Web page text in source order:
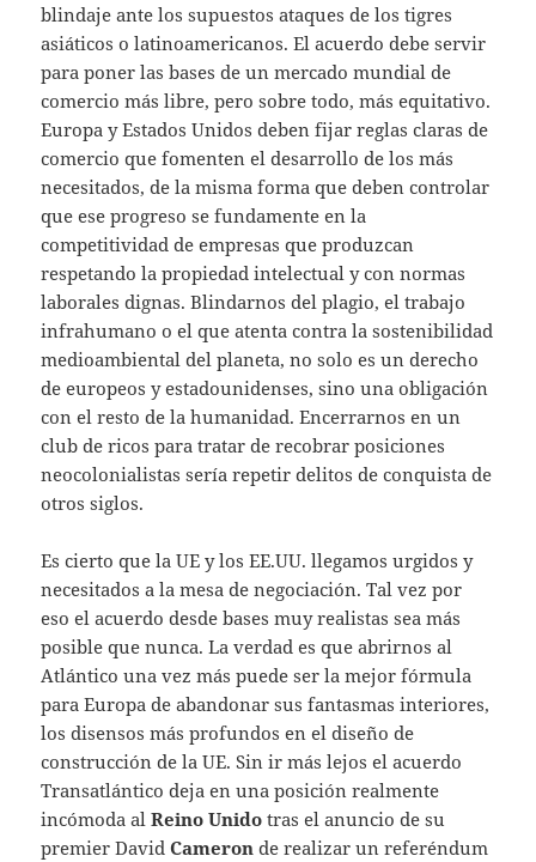
blindaje ante los supuestos ataques de los tigres
asiáticos o latinoamericanos. El acuerdo debe servir
para poner las bases de un mercado mundial de
comercio más libre, pero sobre todo, más equitativo.
Europa y Estados Unidos deben fijar reglas claras de
comercio que fomenten el desarrollo de los más
necesitados, de la misma forma que deben controlar
que ese progreso se fundamente en la
competitividad de empresas que produzcan
respetando la propiedad intelectual y con normas
laborales dignas. Blindarnos del plagio, el trabajo
infrahumano o el que atenta contra la sostenibilidad
medioambiental del planeta, no solo es un derecho
de europeos y estadounidenses, sino una obligación
con el resto de la humanidad. Encerrarnos en un
club de ricos para tratar de recobrar posiciones
neocolonialistas sería repetir delitos de conquista de
otros siglos.
Es cierto que la UE y los EE.UU. llegamos urgidos y
necesitados a la mesa de negociación. Tal vez por
eso el acuerdo desde bases muy realistas sea más
posible que nunca. La verdad es que abrirnos al
Atlántico una vez más puede ser la mejor fórmula
para Europa de abandonar sus fantasmas interiores,
los disensos más profundos en el diseño de
construcción de la UE. Sin ir más lejos el acuerdo
Transatlántico deja en una posición realmente
incómoda alReino Unido tras el anuncio de su
premier DavidCameron de realizar un referéndum